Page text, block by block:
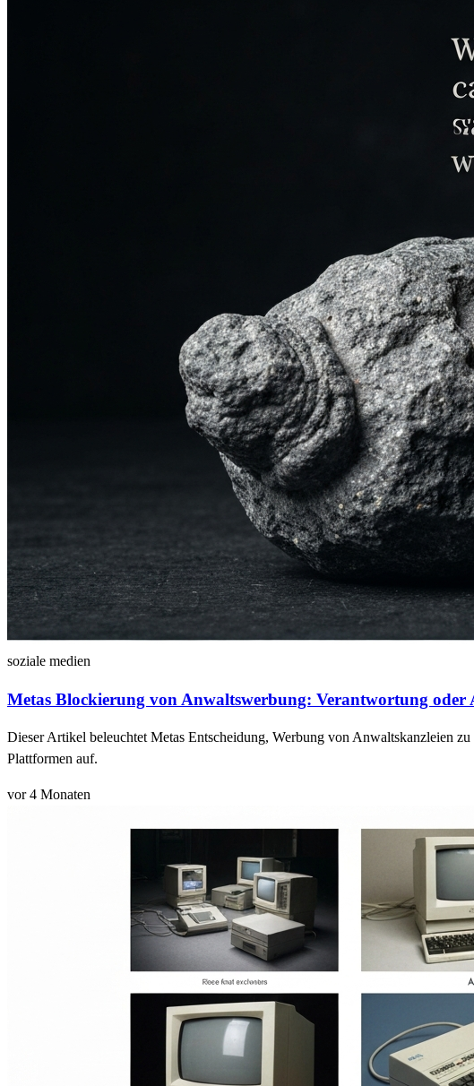
soziale medien
Metas Blockierung von Anwaltswerbung: Verantwortung oder
Dieser Artikel beleuchtet Metas Entscheidung, Werbung von Anwaltskanzleien
Plattformen auf.
vor 4 Monaten